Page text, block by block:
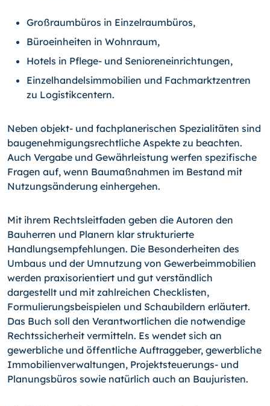
Großraumbüros in Einzelraumbüros,
Büroeinheiten in Wohnraum,
Hotels in Pflege- und Senioreneinrichtungen,
Einzelhandelsimmobilien und Fachmarktzentren
zu Logistikcentern.
Neben objekt- und fachplanerischen Spezialitäten sind
baugenehmigungsrechtliche Aspekte zu beachten.
Auch Vergabe und Gewährleistung werfen spezifische
Fragen auf, wenn Baumaßnahmen im Bestand mit
Nutzungsänderung einhergehen.
Mit ihrem Rechtsleitfaden geben die Autoren den
Bauherren und Planern klar strukturierte
Handlungsempfehlungen. Die Besonderheiten des
Umbaus und der Umnutzung von Gewerbeimmobilien
werden praxisorientiert und gut verständlich
dargestellt und mit zahlreichen Checklisten,
Formulierungsbeispielen und Schaubildern erläutert.
Das Buch soll den Verantwortlichen die notwendige
Rechtssicherheit vermitteln. Es wendet sich an
gewerbliche und öffentliche Auftraggeber, gewerbliche
Immobilienverwaltungen, Projektsteuerungs- und
Planungsbüros sowie natürlich auch an Baujuristen.